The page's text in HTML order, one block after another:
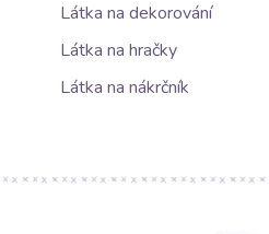
Látka na dekorování
Látka na hračky
Látka na nákrčník